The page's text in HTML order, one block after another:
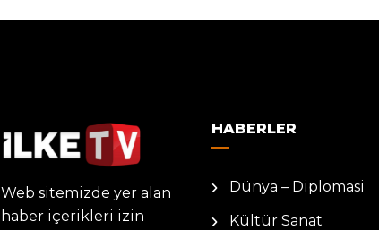
Web sitemizde yer alan
haber içerikleri izin
HABERLER
Dünya – Diplomasi
Kültür Sanat